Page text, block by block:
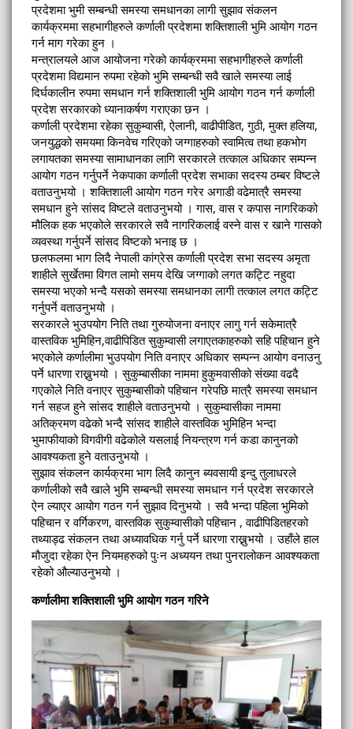
प्रदेशमा भुमी सम्बन्धी समस्या समधानका लागी सुझाव संकलन
कार्यक्रममा सहभागीहरुले कर्णाली प्रदेशमा शक्तिशाली भुमि आयोग गठन
गर्न माग गरेका हुन ।
मन्त्रालयले आज आयोजना गरेको कार्यक्रममा सहभागीहरुले कर्णाली
प्रदेशमा विद्यमान रुपमा रहेको भुमि सम्बन्धी सवै खाले समस्या लाई
दिर्घकालीन रुपमा समधान गर्न शक्तिशाली भुमि आयोग गठन गर्न कर्णाली
प्रदेश सरकारको ध्यानाकर्षण गराएका छन ।
कर्णाली प्रदेशमा रहेका सुकुम्वासी, ऐलानी, वाढीपीडित, गुठी, मुक्त हलिया,
जनयुद्धको समयमा किनवेच गरिएको जग्गाहरुको स्वामित्व तथा हकभोग
लगायतका समस्या सामाधानका लागि सरकारले तत्काल अधिकार सम्पन्न
आयोग गठन गर्नुपर्ने नेकपाका कर्णाली प्रदेश सभाका सदस्य ठम्बर विष्टले
वताउनुभयो । शक्तिशाली आयोग गठन गरेर अगाडी वढेमात्रै समस्या
समधान हुने सांसद विष्टले वताउनुभयो । गास, वास र कपास नागरिकको
मौलिक हक भएकोले सरकारले सवै नागरिकलाई वस्ने वास र खाने गासको
व्यवस्था गर्नुपर्ने सांसद विष्टको भनाइ छ ।
छलफलमा भाग लिदै नेपाली कांग्रेस कर्णाली प्रदेश सभा सदस्य अमृता
शाहीले सुर्खेतमा विगत लामो समय देखि जग्गाको लगत कट्टि नहुदा
समस्या भएको भन्दै यसको समस्या समधानका लागी तत्काल लगत कट्टि
गर्नुपर्ने वताउनुभयो ।
सरकारले भुउपयोग निति तथा गुरुयोजना वनाएर लागु गर्न सकेमात्रै
वास्तविक भुमिहिन,वाढीपिडित सुकुम्वासी लगाएतकाहरुको सहि पहिचान हुने
भएकोले कर्णालीमा भुउपयोग निति वनाएर अधिकार सम्पन्न आयोग वनाउनु
पर्ने धारणा राख्नुभयो । सुकुम्बासीका नाममा हुकुमवासीको संख्या वढदै
गएकोले निति वनाएर सुकुम्बासीको पहिचान गरेपछि मात्रै समस्या समधान
गर्न सहज हुने सांसद शाहीले वताउनुभयो । सुकुम्वासीका नाममा
अतिक्रमण वढेको भन्दै सांसद शाहीले वास्तविक भुमिहिन भन्दा
भुमाफीयाको विगवीगी वढेकोले यसलाई नियन्त्रण गर्न कडा कानुनको
आवश्यकता हुने वताउनुभयो ।
सुझाव संकलन कार्यक्रमा भाग लिदै कानुन ब्यवसायी इन्दु तुलाधरले
कर्णालीको सवै खाले भुमि सम्बन्धी समस्या समधान गर्न प्रदेश सरकारले
ऐन ल्याएर आयोग गठन गर्न सुझाव दिनुभयो । सवै भन्दा पहिला भुमिको
पहिचान र वर्गिकरण, वास्तविक सुकुम्वासीको पहिचान , वाढीपिडितहरको
तथ्याड्ढ संकलन तथा अध्यावधिक गर्नु पर्ने धारणा राख्नुभयो । उहाँले हाल
मौजुदा रहेका ऐन नियमहरुको पुःन अध्ययन तथा पुनरालोकन आवश्यकता
रहेको औल्याउनुभयो ।
कर्णालीमा शक्तिशाली भुमि आयोग गठन गरिने